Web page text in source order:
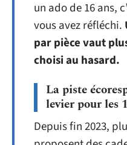
un ado de 16 ans,
vous avez réfléchi.
par pièce vaut
choisi au hasard.
La piste
levier pour les
Depuis fin 2023,